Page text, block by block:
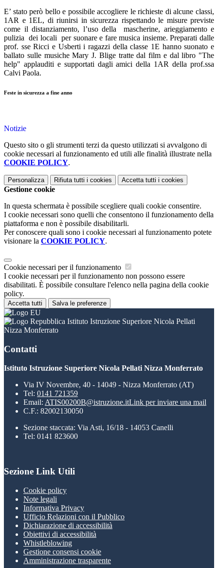
E’ stato però bello e possibile accogliere le richieste di alcune classi,
1AR e 1EL, di riunirsi in sicurezza rispettando le misure previste
come il distanziamento, l’uso della mascherine, arieggiamento e
pulizia dei locali per suonare e fare musica insieme. Preparati dalle
prof. sse Ricci e Usberti i ragazzi della classe 1E hanno suonato e
ballato sulle musiche Mary J. Blige tratte dal film e dal libro "The
help" applauditi e supportati dagli amici della 1AR della prof.ssa
Calvi Paola.
Feste in sicurezza a fine anno
Notizie
Questo sito o gli strumenti terzi da questo utilizzati si avvalgono di
cookie necessari al funzionamento ed utili alle finalità illustrate nella
COOKIE POLICY.
Personalizza Rifiuta tutti i cookies Accetta tutti i cookies
Gestione cookie
In questa schermata è possibile scegliere quali cookie consentire.
I cookie necessari sono quelli che consentono il funzionamento della
piattaforma e non è possibile disabilitarli.
Per conoscere quali sono i cookie necessari al funzionamento potete
visionare la COOKIE POLICY.
Cookie necessari per il funzionamento
I cookie necessari per il funzionamento non possono essere
disabilitati. È possibile consultare l'elenco nella pagina della cookie
policy.
Accetta tutti Salva le preferenze
Istituto Istruzione Superiore Nicola Pellati
Nizza Monferrato
Contatti
Istituto Istruzione Superiore Nicola Pellati Nizza Monferrato
Via IV Novembre, 40 - 14049 - Nizza Monferrato (AT)
Tel: 0141 721359
Email: ATIS00200B@istruzione.itLink per inviare una mail
C.F.: 82002130050
Sezione staccata: Via Asti, 16/18 - 14053 Canelli
Tel: 0141 823600
Sezione Link Utili
Cookie policy
Note legali
Informativa Privacy
Ufficio Relazioni con il Pubblico
Dichiarazione di accessibilità
Obiettivi di accessibilità
Whistleblowing
Gestione consensi cookie
Amministrazione trasparente